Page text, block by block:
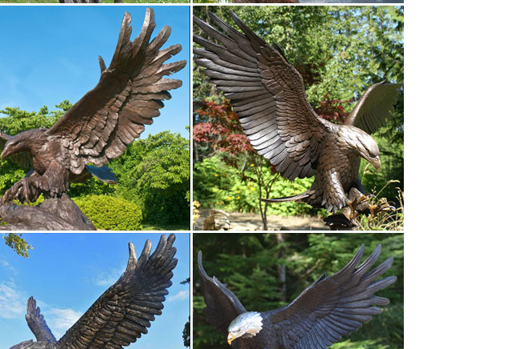
богов…
Египет(36). Русалки(16). 1 2 3 4 5 6 … 26 след >> | показать все • Цена • Цена.
года-2018 собака. Игры.Скульптуры, бюсты, статуэтки, фигурки. Наборы
стиль древней Греции в изображениях богов и видных деятелей